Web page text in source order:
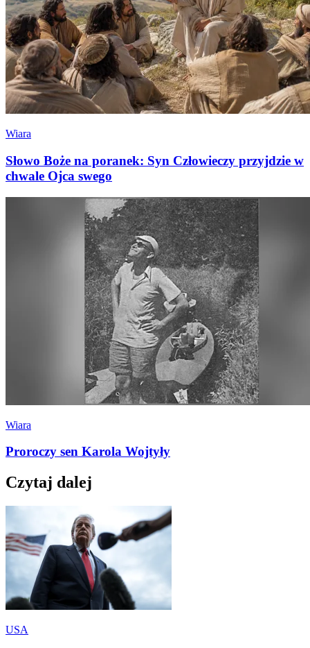
Wiara
Słowo Boże na poranek: Syn Człowieczy przyjdzie w
chwale Ojca swego
Wiara
Proroczy sen Karola Wojtyły
Czytaj dalej
USA